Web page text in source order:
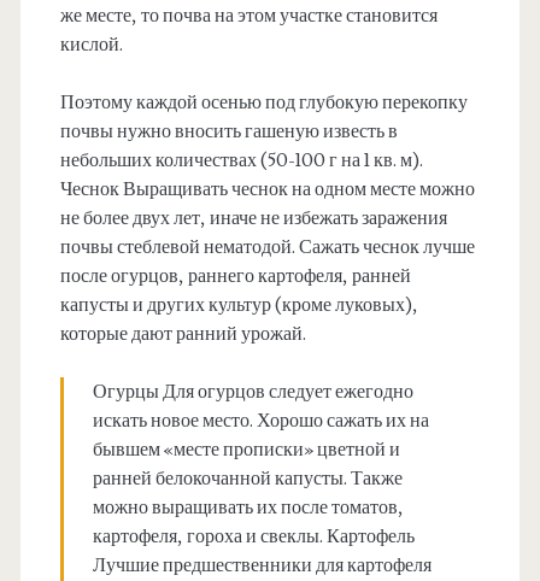
же месте, то почва на этом участке становится
кислой.
Поэтому каждой осенью под глубокую перекопку
почвы нужно вносить гашеную известь в
небольших количествах (50-100 г на 1 кв. м).
Чеснок Выращивать чеснок на одном месте можно
не более двух лет, иначе не избежать заражения
почвы стеблевой нематодой. Сажать чеснок лучше
после огурцов, раннего картофеля, ранней
капусты и других культур (кроме луковых),
которые дают ранний урожай.
Огурцы Для огурцов следует ежегодно
искать новое место. Хорошо сажать их на
бывшем «месте прописки» цветной и
ранней белокочанной капусты. Также
можно выращивать их после томатов,
картофеля, гороха и свеклы. Картофель
Лучшие предшественники для картофеля